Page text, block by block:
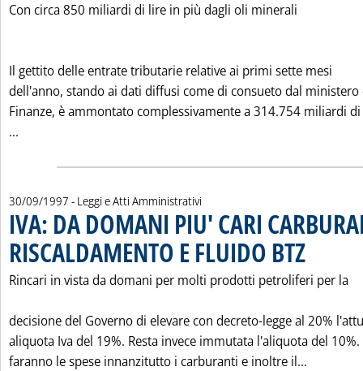
Con circa 850 miliardi di lire in più dagli oli minerali
Il gettito delle entrate tributarie relative ai primi sette mesi
dell'anno, stando ai dati diffusi come di consueto dal ministero
Finanze, è ammontato complessivamente a 314.754 miliardi
...
30/09/1997 - Leggi e Atti Amministrativi
IVA: DA DOMANI PIU' CARI
RISCALDAMENTO E FLUIDO BTZ. Pubblicata
Rincari in vista da domani per molti prodotti petroliferi per la
decisione del Governo di elevare con decreto-legge al 20%
aliquota Iva del 19%. Resta invece immutata l'aliquota del 10%.
faranno le spese innanzitutto i carburanti e inoltre il...